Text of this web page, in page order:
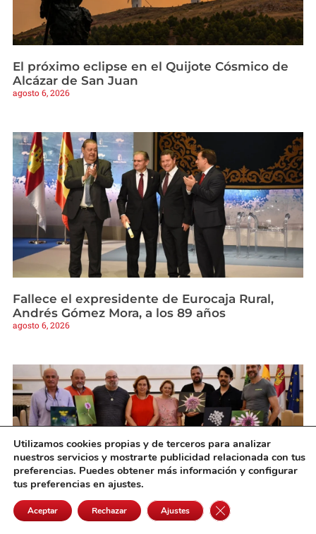
El próximo eclipse en el Quijote Cósmico de
Alcázar de San Juan
agosto 6, 2026
Fallece el expresidente de Eurocaja Rural,
Andrés Gómez Mora, a los 89 años
agosto 6, 2026
Utilizamos cookies propias y de terceros para analizar
nuestros servicios y mostrarte publicidad relacionada con tus
preferencias. Puedes obtener más información y configurar
tus preferencias en ajustes.
Aceptar Rechazar Ajustes Cerrar el banner de